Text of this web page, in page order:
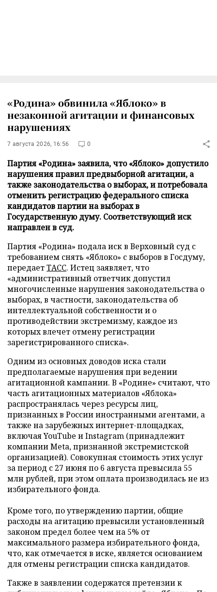
«Родина» обвинила «Яблоко» в
незаконной агитации и финансовых
нарушениях
7 августа 2026, 16:56 0
Партия «Родина» заявила, что «Яблоко» допустило
нарушения правил предвыборной агитации, а
также законодательства о выборах, и потребовала
отменить регистрацию федерального списка
кандидатов партии на выборах в
Государственную думу. Соответствующий иск
направлен в суд.
Партия «Родина» подала иск в Верховный суд с
требованием снять «Яблоко» с выборов в Госдуму,
передаетТАСС. Истец заявляет, что
«административный ответчик допустил
многочисленные нарушения законодательства о
выборах, в частности, законодательства об
интеллектуальной собственности и о
противодействии экстремизму, каждое из
которых влечет отмену регистрации
зарегистрированного списка».
Одним из основных доводов иска стали
предполагаемые нарушения при ведении
агитационной кампании. В «Родине» считают, что
часть агитационных материалов «Яблока»
распространялась через ресурсы лиц,
признанных в России иностранными агентами, а
также на зарубежных интернет-площадках,
включая YouTube и Instagram (принадлежит
компании Meta, признанной экстремистской
организацией). Совокупная стоимость этих услуг
за период с 27 июня по 6 августа превысила 55
млн рублей, при этом оплата производилась не из
избирательного фонда.
Кроме того, по утверждению партии, общие
расходы на агитацию превысили установленный
законом предел более чем на 5% от
максимального размера избирательного фонда,
что, как отмечается в иске, является основанием
для отмены регистрации списка кандидатов.
Также в заявлении содержатся претензии к